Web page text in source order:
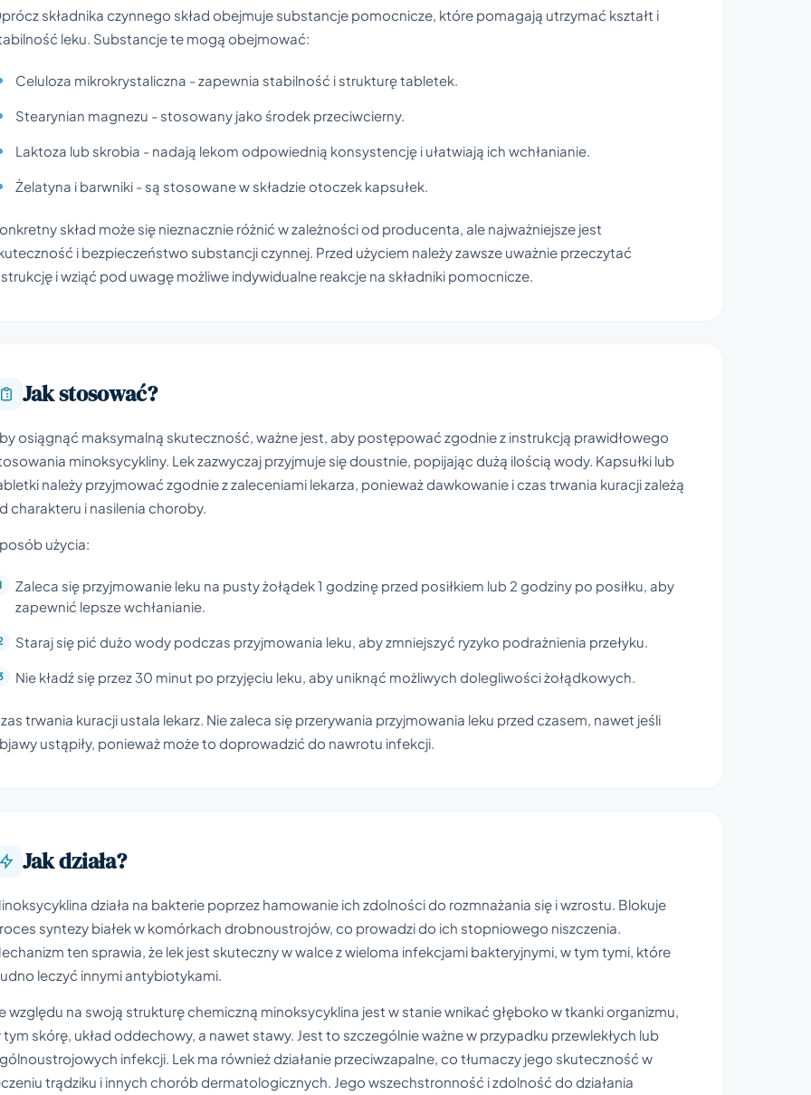
składnika czynnego skład obejmuje substancje pomocnicze, które pomagają utrzymać kształt i
leku. Substancje te mogą obejmować:
Celuloza mikrokrystaliczna - zapewnia stabilność i strukturę tabletek.
Stearynian magnezu - stosowany jako środek przeciwcierny.
Laktoza lub skrobia - nadają lekom odpowiednią konsystencję i ułatwiają ich wchłanianie.
Żelatyna i barwniki - są stosowane w składzie otoczek kapsułek.
skład może się nieznacznie różnić w zależności od producenta, ale najważniejsze jest
i bezpieczeństwo substancji czynnej. Przed użyciem należy zawsze uważnie przeczytać
i wziąć pod uwagę możliwe indywidualne reakcje na składniki pomocnicze.
Jak stosować?
osiągnąć maksymalną skuteczność, ważne jest, aby postępować zgodnie z instrukcją prawidłowego
minoksycykliny. Lek zazwyczaj przyjmuje się doustnie, popijając dużą ilością wody. Kapsułki lub
należy przyjmować zgodnie z zaleceniami lekarza, ponieważ dawkowanie i czas trwania kuracji zależą
charakteru i nasilenia choroby.
użycia:
Zaleca się przyjmowanie leku na pusty żołądek 1 godzinę przed posiłkiem lub 2 godziny po posiłku, aby
zapewnić lepsze wchłanianie.
Staraj się pić dużo wody podczas przyjmowania leku, aby zmniejszyć ryzyko podrażnienia przełyku.
Nie kładź się przez 30 minut po przyjęciu leku, aby uniknąć możliwych dolegliwości żołądkowych.
trwania kuracji ustala lekarz. Nie zaleca się przerywania przyjmowania leku przed czasem, nawet jeśli
ustąpiły, ponieważ może to doprowadzić do nawrotu infekcji.
Jak działa?
działa na bakterie poprzez hamowanie ich zdolności do rozmnażania się i wzrostu. Blokuje
syntezy białek w komórkach drobnoustrojów, co prowadzi do ich stopniowego niszczenia.
ten sprawia, że lek jest skuteczny w walce z wieloma infekcjami bakteryjnymi, w tym tymi, które
leczyć innymi antybiotykami.
względu na swoją strukturę chemiczną minoksycyklina jest w stanie wnikać głęboko w tkanki organizmu,
tym skórę, układ oddechowy, a nawet stawy. Jest to szczególnie ważne w przypadku przewlekłych lub
infekcji. Lek ma również działanie przeciwzapalne, co tłumaczy jego skuteczność w
trądziku i innych chorób dermatologicznych. Jego wszechstronność i zdolność do działania